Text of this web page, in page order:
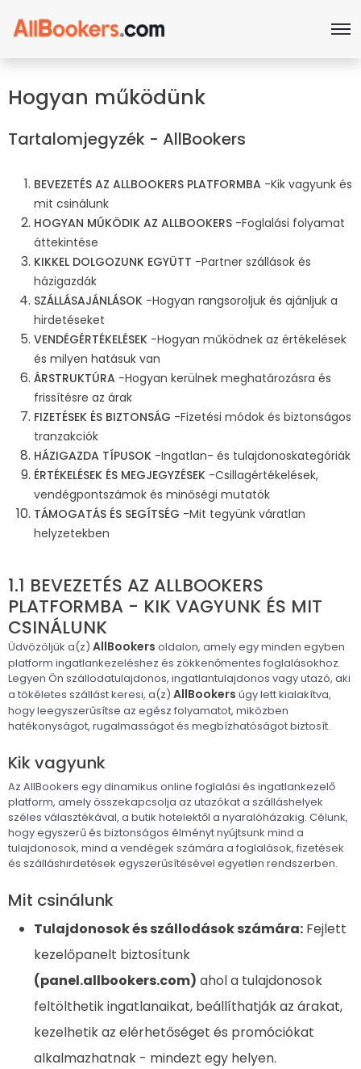
Hogyan működünk
Tartalomjegyzék - AllBookers
BEVEZETÉS AZ ALLBOOKERS PLATFORMBA -Kik vagyunk és
mit csinálunk
HOGYAN MŰKÖDIK AZ ALLBOOKERS -Foglalási folyamat
áttekintése
KIKKEL DOLGOZUNK EGYÜTT -Partner szállások és
házigazdák
SZÁLLÁSAJÁNLÁSOK -Hogyan rangsoroljuk és ajánljuk a
hirdetéseket
VENDÉGÉRTÉKELÉSEK -Hogyan működnek az értékelések
és milyen hatásuk van
ÁRSTRUKTÚRA -Hogyan kerülnek meghatározásra és
frissítésre az árak
FIZETÉSEK ÉS BIZTONSÁG -Fizetési módok és biztonságos
tranzakciók
HÁZIGAZDA TÍPUSOK -Ingatlan- és tulajdonoskategóriák
ÉRTÉKELÉSEK ÉS MEGJEGYZÉSEK -Csillagértékelések,
vendégpontszámok és minőségi mutatók
TÁMOGATÁS ÉS SEGÍTSÉG -Mit tegyünk váratlan
helyzetekben
1.1 BEVEZETÉS AZ ALLBOOKERS
PLATFORMBA - KIK VAGYUNK ÉS MIT
CSINÁLUNK
Üdvözöljük a(z) AllBookers oldalon, amely egy minden egyben
platform ingatlankezeléshez és zökkenőmentes foglalásokhoz.
Legyen Ön szállodatulajdonos, ingatlantulajdonos vagy utazó, aki
a tökéletes szállást keresi, a(z) AllBookers úgy lett kialakítva,
hogy leegyszerűsítse az egész folyamatot, miközben
hatékonyságot, rugalmasságot és megbízhatóságot biztosít.
Kik vagyunk
Az AllBookers egy dinamikus online foglalási és ingatlankezelő
platform, amely összekapcsolja az utazókat a szálláshelyek
széles választékával, a butik hotelektől a nyaralóházakig. Célunk,
hogy egyszerű és biztonságos élményt nyújtsunk mind a
tulajdonosok, mind a vendégek számára a foglalások, fizetések
és szálláshirdetések egyszerűsítésével egyetlen rendszerben.
Mit csinálunk
Tulajdonosok és szállodások számára: Fejlett
kezelőpanelt biztosítunk
(panel.allbookers.com) ahol a tulajdonosok
feltölthetik ingatlanaikat, beállíthatják az árakat,
kezelhetik az elérhetőséget és promóciókat
alkalmazhatnak - mindezt egy helyen.